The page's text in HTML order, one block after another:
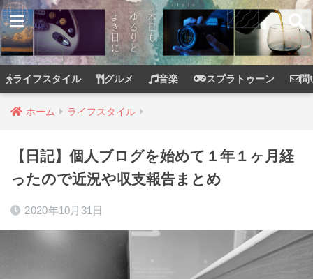
ライフスタイル グルメ 音楽 スプラトゥーン 問
ホーム ライフスタイル
【日記】個人ブログを始めて１年１ヶ月経
ったので近況や収支報告まとめ
2020年10月31日